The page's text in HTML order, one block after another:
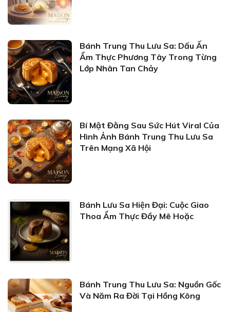
Bánh Trung Thu Lưu Sa: Dấu Ấn
Ẩm Thực Phương Tây Trong Từng
Lớp Nhân Tan Chảy
Bí Mật Đằng Sau Sức Hút Viral Của
Hình Ảnh Bánh Trung Thu Lưu Sa
Trên Mạng Xã Hội
Bánh Lưu Sa Hiện Đại: Cuộc Giao
Thoa Ẩm Thực Đầy Mê Hoặc
Bánh Trung Thu Lưu Sa: Nguồn Gốc
Và Năm Ra Đời Tại Hồng Kông